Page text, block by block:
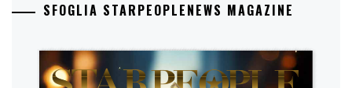
SFOGLIA STARPEOPLENEWS MAGAZINE